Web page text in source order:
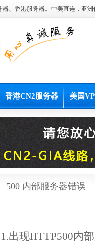
、香港服务器。中美直连，亚洲
香港CN2服务器 美国
500 内部服务器错误
1.出现HTTP500内